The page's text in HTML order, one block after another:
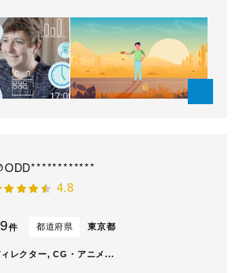
ンs since 2012, with client ranging
from high profil...
4.8
件 都道府県 東京都
レクター, CG・アニメ...